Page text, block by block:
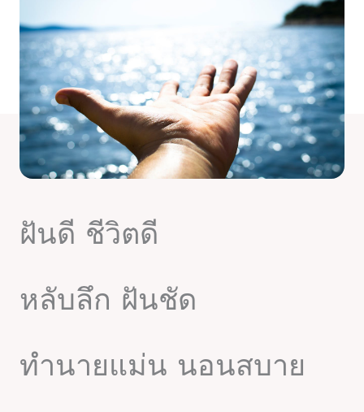
ฝันดี ชีวิตดี
หลับลึก ฝันชัด
ทำนายแม่น นอนสบาย